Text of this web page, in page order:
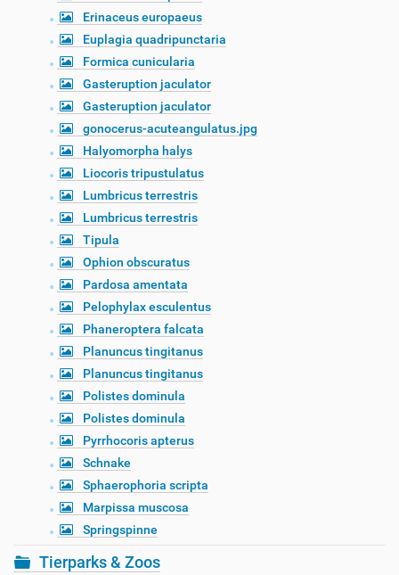
Erinaceus europaeus
Euplagia quadripunctaria
Formica cunicularia
Gasteruption jaculator
Gasteruption jaculator
gonocerus-acuteangulatus.jpg
Halyomorpha halys
Liocoris tripustulatus
Lumbricus terrestris
Lumbricus terrestris
Tipula
Ophion obscuratus
Pardosa amentata
Pelophylax esculentus
Phaneroptera falcata
Planuncus tingitanus
Planuncus tingitanus
Polistes dominula
Polistes dominula
Pyrrhocoris apterus
Schnake
Sphaerophoria scripta
Marpissa muscosa
Springspinne
Tierparks & Zoos